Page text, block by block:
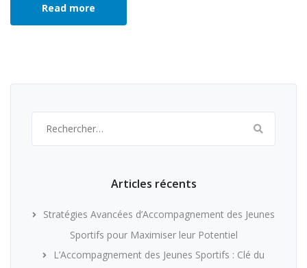
Read more
Articles récents
Stratégies Avancées d’Accompagnement des Jeunes
Sportifs pour Maximiser leur Potentiel
L’Accompagnement des Jeunes Sportifs : Clé du